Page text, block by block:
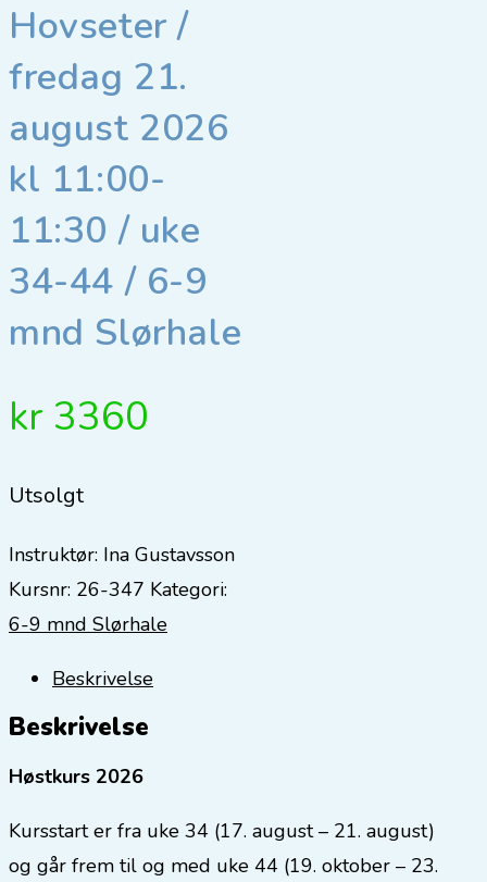
Hovseter /
fredag 21.
august 2026
kl 11:00-
11:30 / uke
34-44 / 6-9
mnd Slørhale
kr 3360
Utsolgt
Instruktør: Ina Gustavsson
Kursnr: 26-347 Kategori:
6-9 mnd Slørhale
Beskrivelse
Beskrivelse
Høstkurs 2026
Kursstart er fra uke 34 (17. august – 21. august)
og går frem til og med uke 44 (19. oktober – 23.